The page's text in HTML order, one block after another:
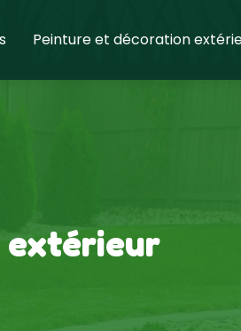
Peinture et décoration
extérieur